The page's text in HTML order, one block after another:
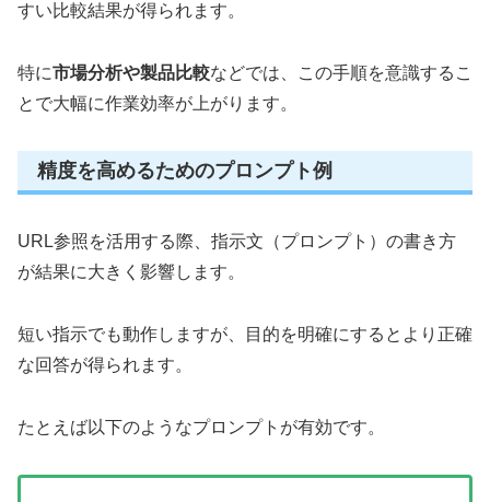
すい比較結果が得られます。
特に市場分析や製品比較などでは、この手順を意識するこ
とで大幅に作業効率が上がります。
精度を高めるためのプロンプト例
URL参照を活用する際、指示文（プロンプト）の書き方
が結果に大きく影響します。
短い指示でも動作しますが、目的を明確にするとより正確
な回答が得られます。
たとえば以下のようなプロンプトが有効です。